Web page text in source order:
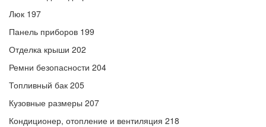
Люк 197
Панель приборов 199
Отделка крыши 202
Ремни безопасности 204
Топливный бак 205
Кузовные размеры 207
Кондиционер, отопление и вентиляция 218